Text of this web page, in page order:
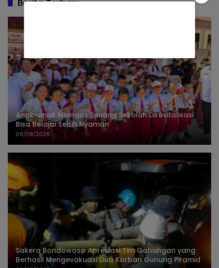
Berita Terbaru
Anak-anak Miangas Senang Sekolah Direvitalisasi
Bisa Belajar Lebih Nyaman
06/08/2026
Sakera Bondowoso Apresiasi Tim Gabungan yang
Berhasil Mengevakuasi Dua Korban Gunung Piramid